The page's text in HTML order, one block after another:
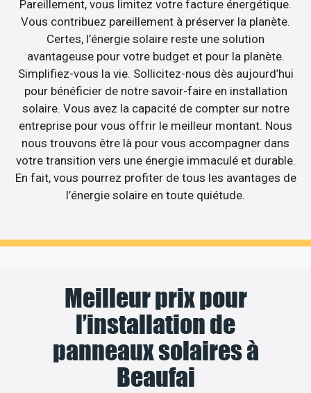
Pareillement, vous limitez votre facture énergétique.
Vous contribuez pareillement à préserver la planète.
Certes, l’énergie solaire reste une solution
avantageuse pour votre budget et pour la planète.
Simplifiez-vous la vie. Sollicitez-nous dès aujourd’hui
pour bénéficier de notre savoir-faire en installation
solaire. Vous avez la capacité de compter sur notre
entreprise pour vous offrir le meilleur montant. Nous
nous trouvons être là pour vous accompagner dans
votre transition vers une énergie immaculé et durable.
En fait, vous pourrez profiter de tous les avantages de
l’énergie solaire en toute quiétude.
Meilleur prix pour
l’installation de
panneaux solaires à
Beaufai